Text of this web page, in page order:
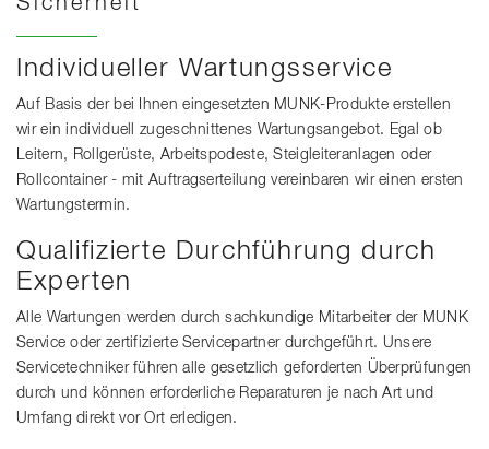
Individueller Wartungsservice
Auf Basis der bei Ihnen eingesetzten MUNK-Produkte erstellen
wir ein individuell zugeschnittenes Wartungsangebot. Egal ob
Leitern, Rollgerüste, Arbeitspodeste, Steigleiteranlagen oder
Rollcontainer - mit Auftragserteilung vereinbaren wir einen ersten
Wartungstermin.
Qualifizierte Durchführung durch
Experten
Alle Wartungen werden durch sachkundige Mitarbeiter der MUNK
Service oder zertifizierte Servicepartner durchgeführt. Unsere
Servicetechniker führen alle gesetzlich geforderten Überprüfungen
durch und können erforderliche Reparaturen je nach Art und
Umfang direkt vor Ort erledigen.